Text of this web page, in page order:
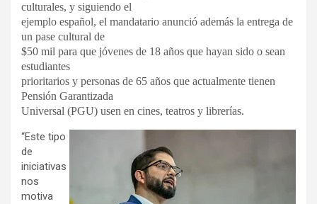
culturales, y siguiendo el
ejemplo español, el mandatario anunció además la entrega de
un pase cultural de
$50 mil para que jóvenes de 18 años que hayan sido o sean
estudiantes
prioritarios y personas de 65 años que actualmente tienen
Pensión Garantizada
Universal (PGU) usen en cines, teatros y librerías.
“Este tipo
de
iniciativas
nos
motiva